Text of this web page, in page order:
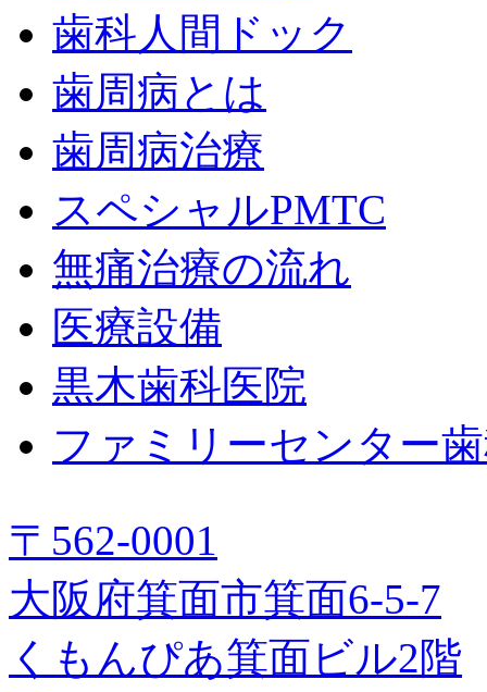
歯科人間ドック
歯周病とは
歯周病治療
スペシャルPMTC
無痛治療の流れ
医療設備
黒木歯科医院
ファミリーセンター
〒562-0001
大阪府箕面市箕面6-5-7
くもんぴあ箕面ビル2階